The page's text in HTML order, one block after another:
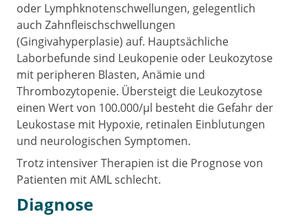
oder Lymphknotenschwellungen, gelegentlich
auch Zahnfleischschwellungen
(Gingivahyperplasie) auf. Hauptsächliche
Laborbefunde sind Leukopenie oder Leukozytose
mit peripheren Blasten, Anämie und
Thrombozytopenie. Übersteigt die Leukozytose
einen Wert von 100.000/µl besteht die Gefahr der
Leukostase mit Hypoxie, retinalen Einblutungen
und neurologischen Symptomen.
Trotz intensiver Therapien ist die Prognose von
Patienten mit AML schlecht.
Diagnose